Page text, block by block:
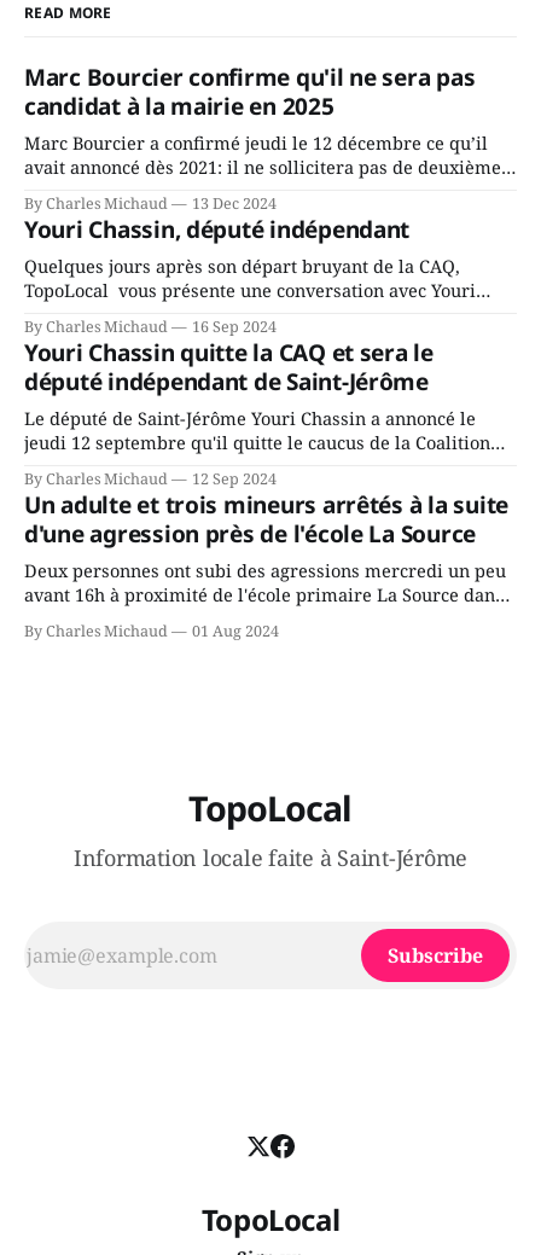
READ MORE
Marc Bourcier confirme qu'il ne sera pas
candidat à la mairie en 2025
Marc Bourcier a confirmé jeudi le 12 décembre ce qu’il
avait annoncé dès 2021: il ne sollicitera pas de deuxième
fait l’annonce en s’adressant aux employés de la ville,
rassemblés en soirée pour leur traditionnel souper
By Charles Michaud 13 Dec 2024
Youri Chassin, député indépendant
Quelques jours après son départ bruyant de la CAQ,
TopoLocal vous présente une conversation avec Youri
depuis longtemps? Sera-t-il candidat indépendant dans 2
ans? Joindrait-il un autre parti, par exemple les
conservateurs d’Éric Duhaime? Que lui
By Charles Michaud 16 Sep 2024
Youri Chassin quitte la CAQ et sera le
député indépendant de Saint-Jérôme
Le député de Saint-Jérôme Youri Chassin a annoncé le
jeudi 12 septembre qu'il quitte le caucus de la Coalition
gouvernement de la CAQ, surtout de son incapacité, qu'il
juge chronique, à offrir des
By Charles Michaud 12 Sep 2024
Un adulte et trois mineurs arrêtés à la suite
d'une agression près de l'école La Source
Deux personnes ont subi des agressions mercredi un peu
avant 16h à proximité de l'école primaire La Source dans
victimes aurait été écrasée sous un véhicule et aspergée
By Charles Michaud 01 Aug 2024
TopoLocal
Information locale faite à Saint-Jérôme
Subscribe
TopoLocal